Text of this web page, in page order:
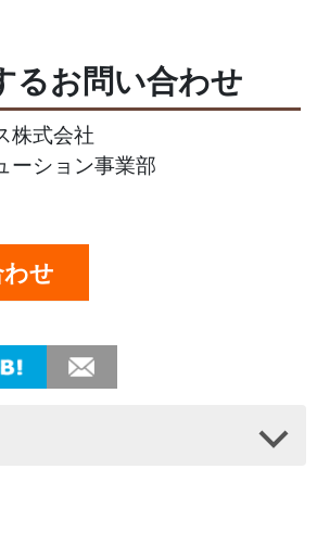
るお問い合わせ
株式会社
ション事業部
せ